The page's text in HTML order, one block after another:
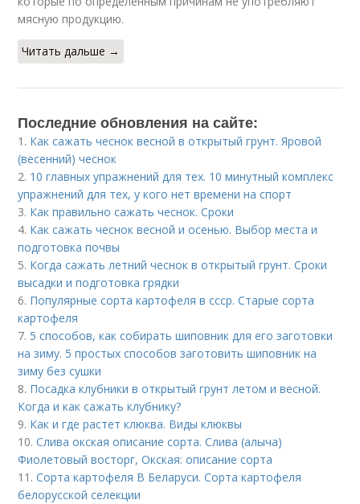
мясную продукцию.
Читать дальше →
Последние обновления на сайте:
1. Как сажать чеснок весной в открытый грунт. Яровой
(весенний) чеснок
2. 10 главных упражнений для тех. 10 минутный комплекс
упражнений для тех, у кого нет времени на спорт
3. Как правильно сажать чеснок. Сроки
4. Как сажать чеснок весной и осенью. Выбор места и
подготовка почвы
5. Когда сажать летний чеснок в открытый грунт. Сроки
высадки и подготовка грядки
6. Популярные сорта картофеля в ссср. Старые сорта
картофеля
7. 5 способов, как собирать шиповник для его заготовки
на зиму. 5 простых способов заготовить шиповник на
зиму без сушки
8. Посадка клубники в открытый грунт летом и весной.
Когда и как сажать клубнику?
9. Как и где растет клюква. Виды клюквы
10.Слива окская описание сорта. Слива (алыча)
Фиолетовый восторг, Окская: описание сорта
11.Сорта картофеля В Беларуси. Сорта картофеля
белорусской селекции